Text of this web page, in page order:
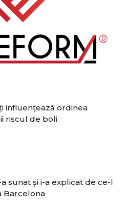
influențează ordinea
riscul de boli
sunat și i-a explicat de ce-l
Barcelona